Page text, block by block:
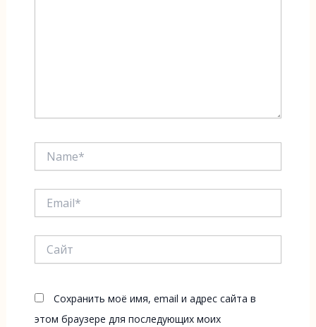
Сохранить моё имя, email и адрес сайта в
этом браузере для последующих моих